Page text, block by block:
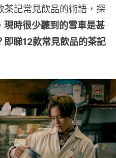
茶記常見飲品的術語，探
現時很少聽到的雪車是甚
即睇12款常見飲品的茶記